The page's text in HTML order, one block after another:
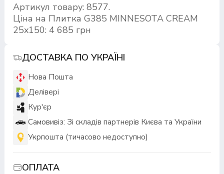
Артикул товару: 8577.
Ціна на Плитка G385 MINNESOTA CREAM
25x150: 4 685 грн
ДОСТАВКА ПО УКРАЇНІ
Нова Пошта
Делівері
Кур'єр
Самовивіз: Зі складів партнерів Києва та України
Укрпошта (тичасово недоступно)
ОПЛАТА